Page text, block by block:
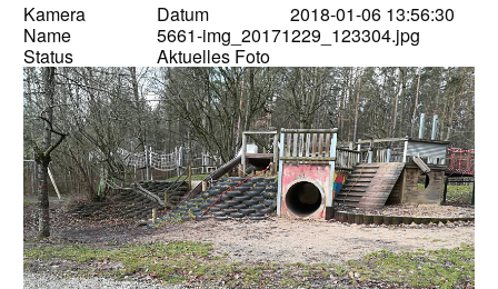
Kamera Datum
2018-01-06 13:56:30
Name
5661-img_20171229_123304.jpg
Status
Aktuelles Foto